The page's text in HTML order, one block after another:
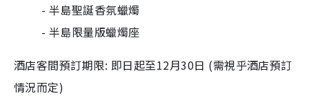
- 半島聖誕香氛蠟燭
- 半島限量版蠟燭座
酒店客間預訂期限: 即日起至12月30日 (需視乎酒店預訂
情況而定)